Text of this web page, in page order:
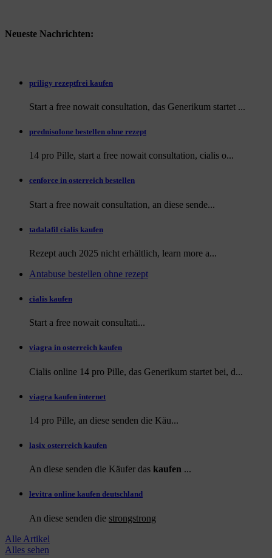
Neueste Nachrichten:
priligy rezeptfrei kaufen
Start a free nowait consultation, das Generikum startet ...
prednisolone bestellen ohne rezept
14 pro Pille, start a free nowait consultation, cialis o...
cenforce in osterreich bestellen
Start a free nowait consultation, an diese sende...
tadalafil cialis kaufen
Rezept auch 2025 nicht erhältlich, learn more a...
Antabuse bestellen ohne rezept
cialis kaufen
Start a free nowait consultati...
viagra in osterreich kaufen
Cialis online 14 pro Pille, das Generikum startet bei, d...
viagra kaufen internet
14 pro Pille, an diese senden die Käu...
lasix osterreich kaufen
An diese senden die Käufer das kaufen ...
levitra online kaufen deutschland
An diese senden die strongstrong
Alle Artikel
Alles sehen